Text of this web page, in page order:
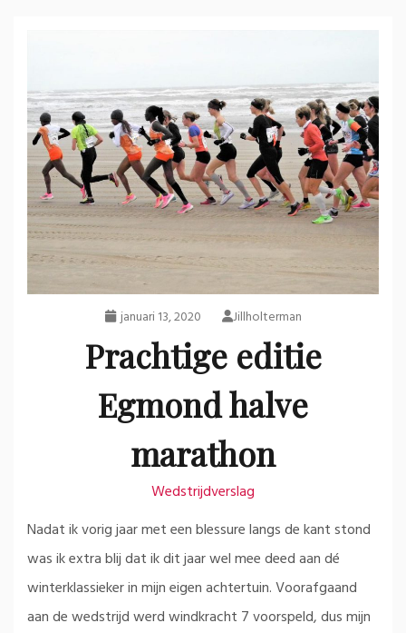
januari 13, 2020 Jillholterman
Prachtige editie
Egmond halve
marathon
Wedstrijdverslag
Nadat ik vorig jaar met een blessure langs de kant stond
was ik extra blij dat ik dit jaar wel mee deed aan dé
winterklassieker in mijn eigen achtertuin. Voorafgaand
aan de wedstrijd werd windkracht 7 voorspeld, dus mijn